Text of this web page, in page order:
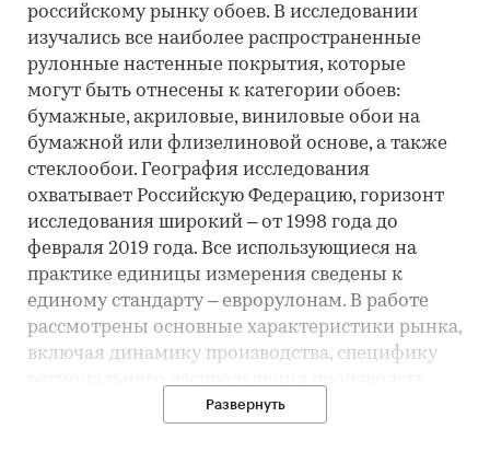
российскому рынку обоев. В исследовании
изучались все наиболее распространенные
рулонные настенные покрытия, которые
могут быть отнесены к категории обоев:
бумажные, акриловые, виниловые обои на
бумажной или флизелиновой основе, а также
стеклообои. География исследования
охватывает Российскую Федерацию, горизонт
исследования широкий – от 1998 года до
февраля 2019 года. Все использующиеся на
практике единицы измерения сведены к
единому стандарту – еврорулонам. В работе
рассмотрены основные характеристики рынка,
включая динамику производства, специфику
внешнеэкономическую активность игроков
Развернуть